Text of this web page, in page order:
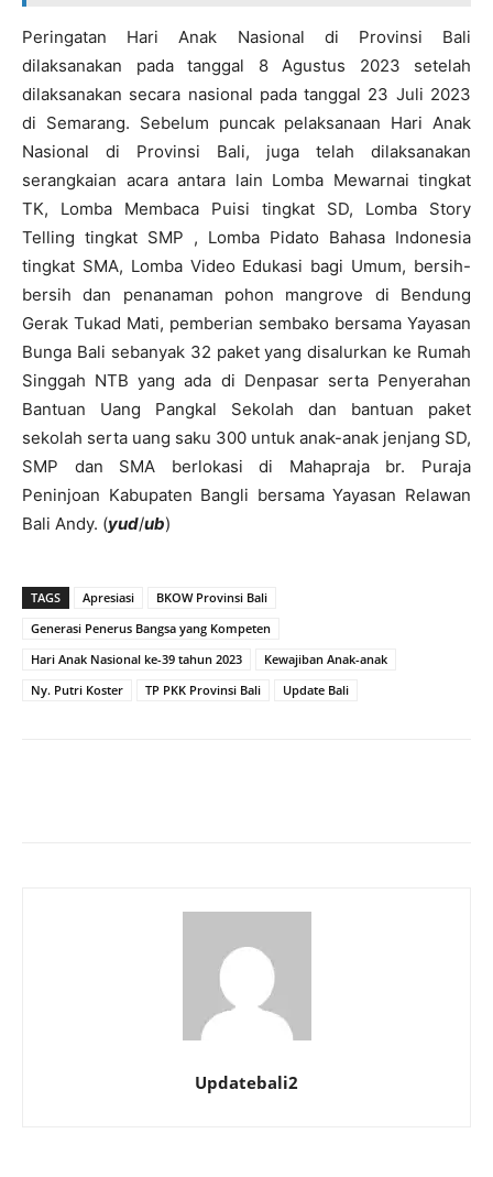
Peringatan Hari Anak Nasional di Provinsi Bali
dilaksanakan pada tanggal 8 Agustus 2023 setelah
dilaksanakan secara nasional pada tanggal 23 Juli 2023
di Semarang. Sebelum puncak pelaksanaan Hari Anak
Nasional di Provinsi Bali, juga telah dilaksanakan
serangkaian acara antara lain Lomba Mewarnai tingkat
TK, Lomba Membaca Puisi tingkat SD, Lomba Story
Telling tingkat SMP , Lomba Pidato Bahasa Indonesia
tingkat SMA, Lomba Video Edukasi bagi Umum, bersih-
bersih dan penanaman pohon mangrove di Bendung
Gerak Tukad Mati, pemberian sembako bersama Yayasan
Bunga Bali sebanyak 32 paket yang disalurkan ke Rumah
Singgah NTB yang ada di Denpasar serta Penyerahan
Bantuan Uang Pangkal Sekolah dan bantuan paket
sekolah serta uang saku 300 untuk anak-anak jenjang SD,
SMP dan SMA berlokasi di Mahapraja br. Puraja
Peninjoan Kabupaten Bangli bersama Yayasan Relawan
Bali Andy. (yud/ub)
TAGS Apresiasi
BKOW Provinsi Bali
Generasi Penerus Bangsa yang Kompeten
Hari Anak Nasional ke-39 tahun 2023
Kewajiban Anak-anak
Ny. Putri Koster
TP PKK Provinsi Bali Update Bali
Updatebali2